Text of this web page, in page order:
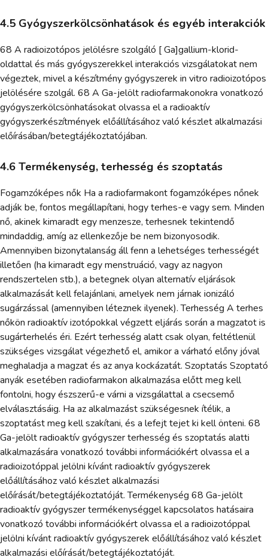
4.5 Gyógyszerkölcsönhatások és egyéb interakciók
68 A radioizotópos jelölésre szolgáló [ Ga]gallium-klorid-
oldattal és más gyógyszerekkel interakciós vizsgálatokat nem
végeztek, mivel a készítmény gyógyszerek in vitro radioizotópos
jelölésére szolgál. 68 A Ga-jelölt radiofarmakonokra vonatkozó
gyógyszerkölcsönhatásokat olvassa el a radioaktív
gyógyszerkészítmények előállításához való készlet alkalmazási
előírásában/betegtájékoztatójában.
4.6 Termékenység, terhesség és szoptatás
Fogamzóképes nők Ha a radiofarmakont fogamzóképes nőnek
adják be, fontos megállapítani, hogy terhes-e vagy sem. Minden
nő, akinek kimaradt egy menzesze, terhesnek tekintendő
mindaddig, amíg az ellenkezője be nem bizonyosodik.
Amennyiben bizonytalanság áll fenn a lehetséges terhességét
illetően (ha kimaradt egy menstruáció, vagy az nagyon
rendszertelen stb.), a betegnek olyan alternatív eljárások
alkalmazását kell felajánlani, amelyek nem járnak ionizáló
sugárzással (amennyiben léteznek ilyenek). Terhesség A terhes
nőkön radioaktív izotópokkal végzett eljárás során a magzatot is
sugárterhelés éri. Ezért terhesség alatt csak olyan, feltétlenül
szükséges vizsgálat végezhető el, amikor a várható előny jóval
meghaladja a magzat és az anya kockázatát. Szoptatás Szoptató
anyák esetében radiofarmakon alkalmazása előtt meg kell
fontolni, hogy észszerű-e várni a vizsgálattal a csecsemő
elválasztásáig. Ha az alkalmazást szükségesnek ítélik, a
szoptatást meg kell szakítani, és a lefejt tejet ki kell önteni. 68
Ga-jelölt radioaktív gyógyszer terhesség és szoptatás alatti
alkalmazására vonatkozó további információkért olvassa el a
radioizotóppal jelölni kívánt radioaktív gyógyszerek
előállításához való készlet alkalmazási
előírását/betegtájékoztatóját. Termékenység 68 Ga-jelölt
radioaktív gyógyszer termékenységgel kapcsolatos hatásaira
vonatkozó további információkért olvassa el a radioizotóppal
jelölni kívánt radioaktív gyógyszerek előállításához való készlet
alkalmazási előírását/betegtájékoztatóját.